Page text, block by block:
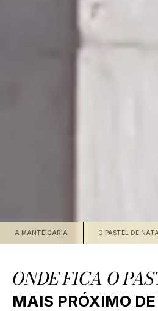
A MANTEIGARIA O PASTEL DE NATA
ONDE FICA O
MAIS PRÓXIMO